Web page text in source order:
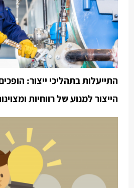
התייעלות בתהליכי ייצור:
הייצור למנוע של רווחיות